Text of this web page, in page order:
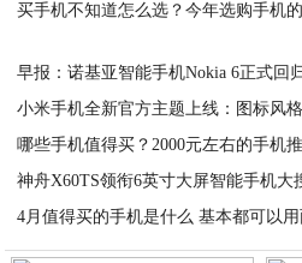
买手机不知道怎么选？今年选购手机
早报：诺基亚智能手机Nokia 6正式回
小米手机全新官方主题上线：图标风
哪些手机值得买？2000元左右的手机
神舟X60TS领衔6英寸大屏智能手机大
4月值得买的手机是什么 基本都可以